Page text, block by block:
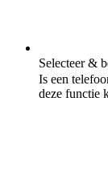
Selecteer &
Is een
deze functie